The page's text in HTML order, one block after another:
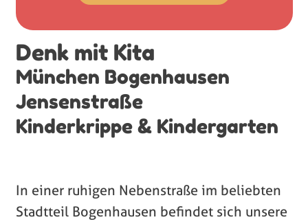
Denk mit Kita
München Bogenhausen
Jensenstraße
Kinderkrippe & Kindergarten
In einer ruhigen Nebenstraße im beliebten
Stadtteil Bogenhausen befindet sich unsere